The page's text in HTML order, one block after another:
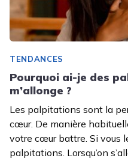
TENDANCES
Pourquoi ai-je des
m’allonge ?
Les palpitations sont la
cœur. De manière
votre cœur battre. Si vous
palpitations. Lorsqu’on